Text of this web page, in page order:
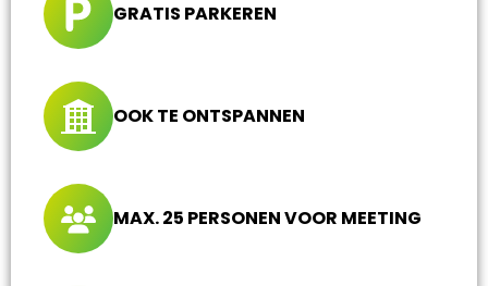
GRATIS PARKEREN
OOK TE ONTSPANNEN
MAX. 25 PERSONEN VOOR MEETING